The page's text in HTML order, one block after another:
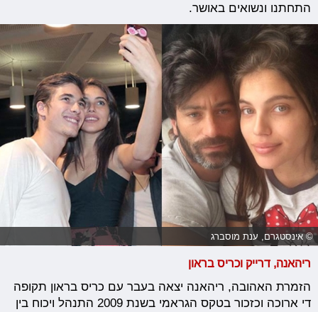
התחתנו ונשואים באושר.
© אינסטגרם, ענת מוסברג
ריהאנה, דרייק וכריס בראון
הזמרת האהובה, ריהאנה יצאה בעבר עם כריס בראון תקופה
די ארוכה וכזכור בטקס הגראמי בשנת 2009 התנהל ויכוח בין